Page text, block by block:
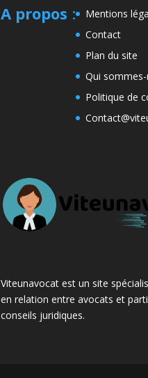
A propos :
Mentions
Contact
Plan du site
Qui
Politique de
Viteunavocat est un site
en relation entre avocats et
conseils juridiques.